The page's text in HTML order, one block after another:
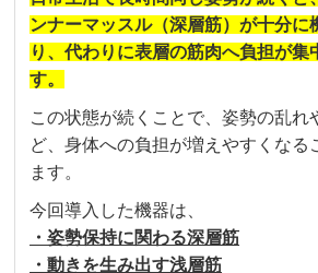
ンナーマッスル（深層筋）が十分に
り、代わりに表層の筋肉へ負担が集
す。
この状態が続くことで、姿勢の乱れ
ど、身体への負担が増えやすくなる
ます。
今回導入した機器は、
・姿勢保持に関わる深層筋
・動きを生み出す浅層筋